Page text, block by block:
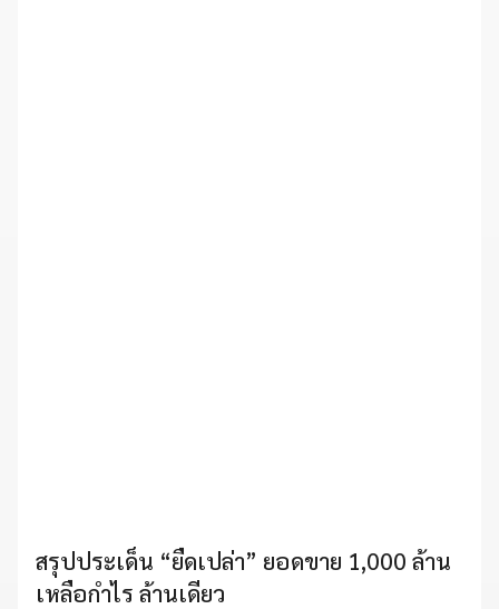
สรุปประเด็น “ยืดเปล่า” ยอดขาย 1,000 ล้าน
เหลือกำไร ล้านเดียว